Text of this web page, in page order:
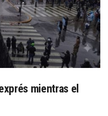
mientras el